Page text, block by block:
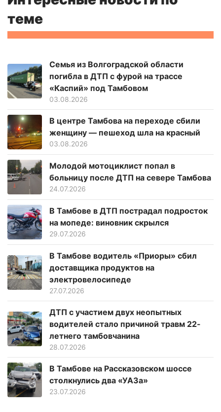
теме
Семья из Волгоградской области
погибла в ДТП с фурой на трассе
«Каспий» под Тамбовом
03.08.2026
В центре Тамбова на переходе сбили
женщину — пешеход шла на красный
03.08.2026
Молодой мотоциклист попал в
больницу после ДТП на севере Тамбова
24.07.2026
В Тамбове в ДТП пострадал подросток
на мопеде: виновник скрылся
29.07.2026
В Тамбове водитель «Приоры» сбил
доставщика продуктов на
электровелосипеде
27.07.2026
ДТП с участием двух неопытных
водителей стало причиной травм 22-
летнего тамбовчанина
28.07.2026
В Тамбове на Рассказовском шоссе
столкнулись два «УАЗа»
23.07.2026